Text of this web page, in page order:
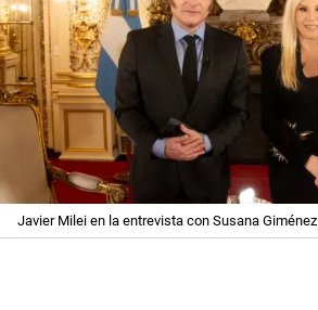
Javier Milei en la entrevista con Susana Giménez